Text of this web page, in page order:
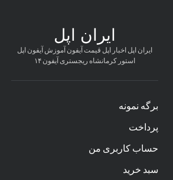
ایران اپل
ایران اپل اخبار اپل قیمت آیفون آموزش آیفون اپل
استور کرمانشاه ریجستری آیفون ۱۴
برگه نمونه
پرداخت
حساب کاربری من
سبد خرید